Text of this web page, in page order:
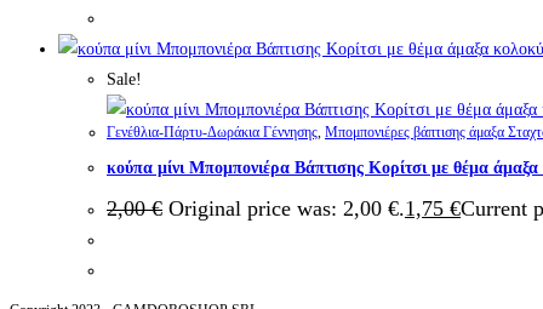
Sale!
Γενέθλια-Πάρτυ-Δωράκια Γέννησης Μπομπονιέρες βάπτισης άμαξα
κούπα μίνι Μπομπονιέρα Βάπτισης Κορίτσι με θέμα
2,00€ Original price was: 2,00 €.1,75 €Current